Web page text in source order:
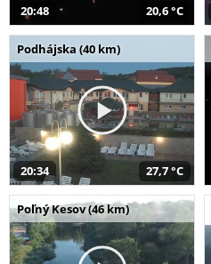
20:48 20,6 °C
Podhájska (40 km)
20:34 27,7 °C
Poľný Kesov (46 km)